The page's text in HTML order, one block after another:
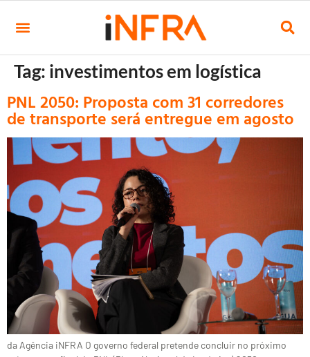
Tag: investimentos em logística
PNL 2050: Proposta com 31 corredores
de transporte será entregue em agosto
da Agência iNFRA O governo federal pretende concluir no próximo